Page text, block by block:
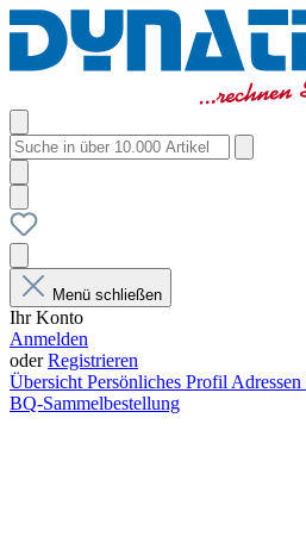
Menü schließen
Ihr Konto
Anmelden
oderRegistrieren
Übersicht Persönliches Profil Adressen
BQ-Sammelbestellung